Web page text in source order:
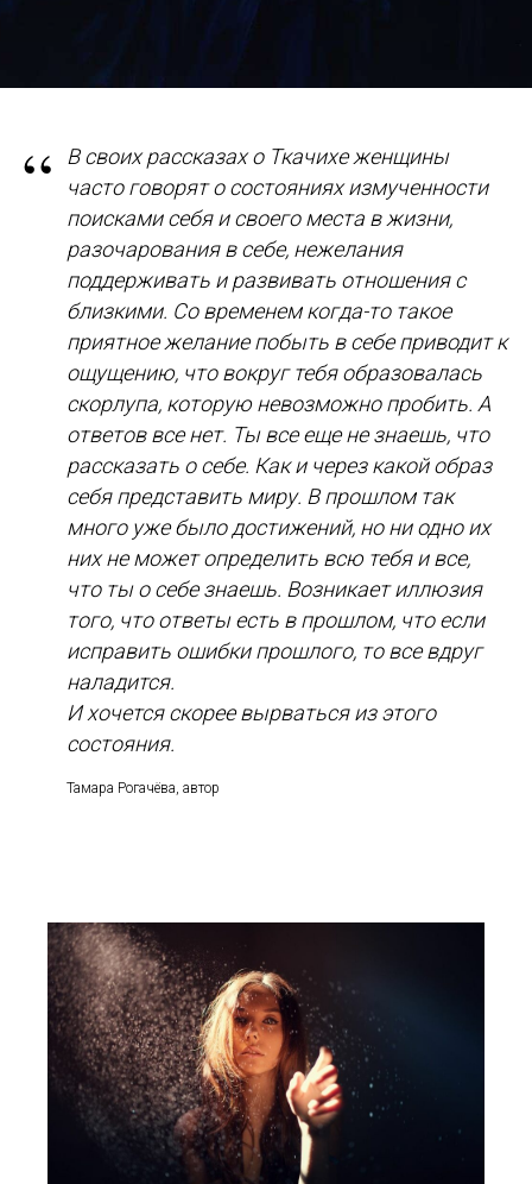
“
В своих рассказах о Ткачихе женщины
часто говорят о состояниях измученности
поисками себя и своего места в жизни,
разочарования в себе, нежелания
поддерживать и развивать отношения с
близкими. Со временем когда-то такое
приятное желание побыть в себе приводит к
ощущению, что вокруг тебя образовалась
скорлупа, которую невозможно пробить. А
ответов все нет. Ты все еще не знаешь, что
рассказать о себе. Как и через какой образ
себя представить миру. В прошлом так
много уже было достижений, но ни одно их
них не может определить всю тебя и все,
что ты о себе знаешь. Возникает иллюзия
того, что ответы есть в прошлом, что если
исправить ошибки прошлого, то все вдруг
наладится.
И хочется скорее вырваться из этого
состояния.
Тамара Рогачёва, автор